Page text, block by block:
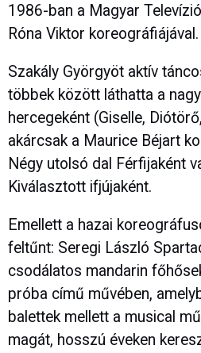
1986-ban a Magyar
Róna Viktor koreográfiájával.
Szakály Györgyöt aktív
többek között láthatta a
hercegeként (Giselle,
akárcsak a Maurice Béjart
Négy utolsó dal Férfijaként
Kiválasztott ifjújaként.
Emellett a hazai
feltűnt: Seregi László
csodálatos mandarin
próba című művében,
balettek mellett a musical
magát, hosszú éveken